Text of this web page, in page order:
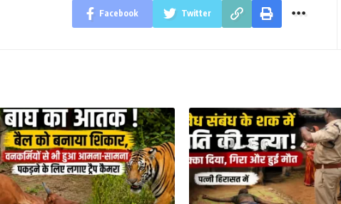
Facebook Twitter